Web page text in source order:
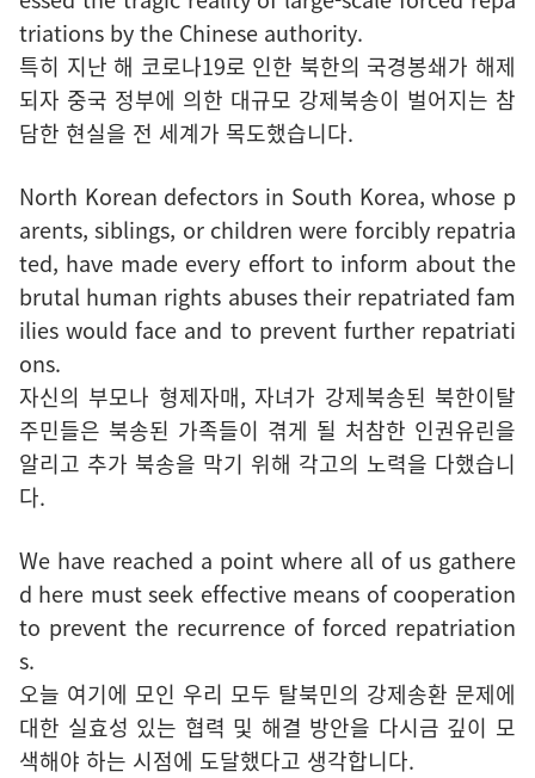
triations by the Chinese authority.
특히 지난 해 코로나19로 인한 북한의 국경봉쇄가 해제
되자 중국 정부에 의한 대규모 강제북송이 벌어지는 참
담한 현실을 전 세계가 목도했습니다.
North Korean defectors in South Korea, whose p
arents, siblings, or children were forcibly repatria
ted, have made every effort to inform about the
brutal human rights abuses their repatriated fam
ilies would face and to prevent further repatriati
ons.
자신의 부모나 형제자매, 자녀가 강제북송된 북한이탈
주민들은 북송된 가족들이 겪게 될 처참한 인권유린을
알리고 추가 북송을 막기 위해 각고의 노력을 다했습니
다.
We have reached a point where all of us gathere
d here must seek effective means of cooperation
to prevent the recurrence of forced repatriation
s.
오늘 여기에 모인 우리 모두 탈북민의 강제송환 문제에
대한 실효성 있는 협력 및 해결 방안을 다시금 깊이 모
색해야 하는 시점에 도달했다고 생각합니다.